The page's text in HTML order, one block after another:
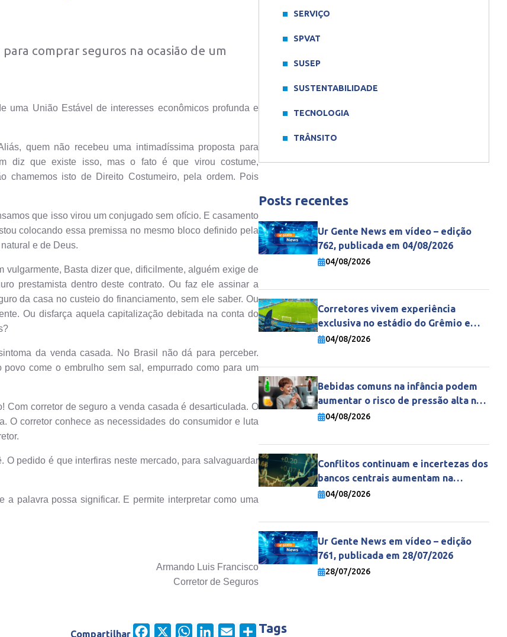
comprar seguros na ocasião de um
uma União Estável de interesses econômicos profunda e
quem não recebeu uma intimadíssima proposta para
diz que existe isso, mas o fato é que virou costume,
chamemos isto de Direito Costumeiro, pela ordem. Pois
que isso virou um conjugado sem ofício. E casamento
colocando essa premissa no mesmo bloco definido pela
e de Deus.
Basta dizer que, dificilmente, alguém exige de
prestamista dentro deste contrato. Ou faz ele assinar a
da casa no custeio do financiamento, sem ele saber. Ou
Ou disfarça aquela capitalização debitada na conta do
da venda casada. No Brasil não dá para perceber.
come o embrulho sem sal, empurrado como para um
Com corretor de seguro a venda casada é desarticulada. O
O corretor conhece as necessidades do consumidor e luta
pedido é que interfiras neste mercado, para salvaguardar
palavra possa significar. E permite interpretar como uma
Armando Luis Francisco
Corretor de Seguros
Compartilhar Facebook WhatsAppLinkedIn
Email Share
SERVIÇO
SPVAT
SUSEP
SUSTENTABILIDADE
TECNOLOGIA
TRÂNSITO
Posts recentes
Ur Gente News em vídeo – edição
762, publicada em 04/08/2026
04/08/2026
Corretores vivem experiência
exclusiva no estádio do Grêmio e
fortalecem parceria com a Gente
04/08/2026
Bebidas comuns na infância podem
aumentar o risco de pressão alta na
vida adulta
04/08/2026
Conflitos continuam e incertezas dos
bancos centrais aumentam na
economia mundial
04/08/2026
Ur Gente News em vídeo – edição
761, publicada em 28/07/2026
28/07/2026
Tags